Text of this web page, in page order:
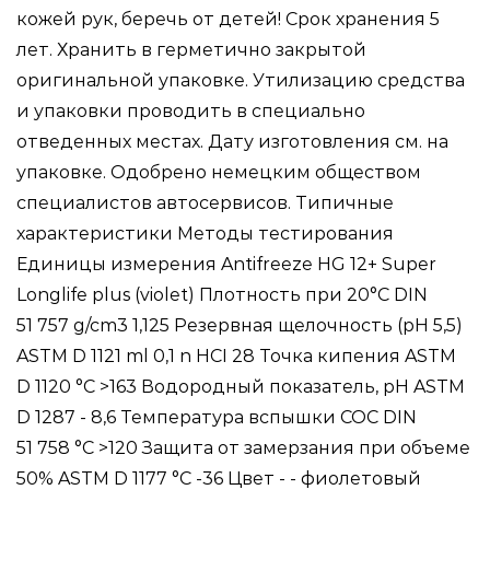
кожей рук, беречь от детей! Срок хранения 5
лет. Хранить в герметично закрытой
оригинальной упаковке. Утилизацию средства
и упаковки проводить в специально
отведенных местах. Дату изготовления см. на
упаковке. Одобрено немецким обществом
специалистов автосервисов. Типичные
характеристики Методы тестирования
Единицы измерения Antifreeze HG 12+ Super
Longlife plus (violet) Плотность при 20°C DIN
51 757 g/cm3 1,125 Резервная щелочность (pH 5,5)
ASTM D 1121 ml 0,1 n HCI 28 Точка кипения ASTM
D 1120 °C >163 Водородный показатель, pH ASTM
D 1287 - 8,6 Температура вспышки COC DIN
51 758 °C >120 Защита от замерзания при объеме
50% ASTM D 1177 °C -36 Цвет - - фиолетовый